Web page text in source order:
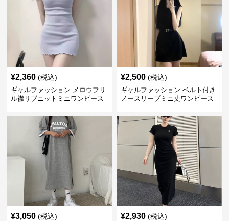
¥2,360 (税込)
ギャルファッション メロウフリ
ル襟リブニットミニワンピース
¥2,500 (税込)
ギャルファッション ベルト付き
ノースリーブミニ丈ワンピース
¥3,050 (税込) ¥2,930 (税込)